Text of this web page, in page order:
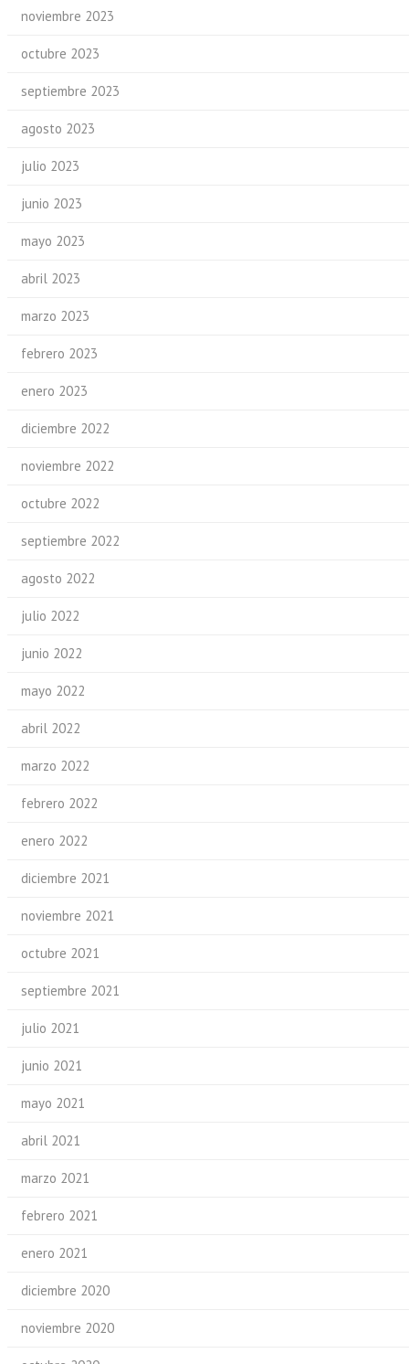
noviembre 2023
octubre 2023
septiembre 2023
agosto 2023
julio 2023
junio 2023
mayo 2023
abril 2023
marzo 2023
febrero 2023
enero 2023
diciembre 2022
noviembre 2022
octubre 2022
septiembre 2022
agosto 2022
julio 2022
junio 2022
mayo 2022
abril 2022
marzo 2022
febrero 2022
enero 2022
diciembre 2021
noviembre 2021
octubre 2021
septiembre 2021
julio 2021
junio 2021
mayo 2021
abril 2021
marzo 2021
febrero 2021
enero 2021
diciembre 2020
noviembre 2020